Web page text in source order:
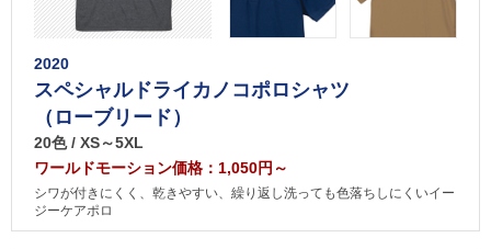
2020
スペシャルドライカノコポロシャツ
（ローブリード）
20色 / XS～5XL
ワールドモーション価格：1,050円～
シワが付きにくく、乾きやすい、繰り返し洗っても色落ちしにくいイー
ジーケアポロ